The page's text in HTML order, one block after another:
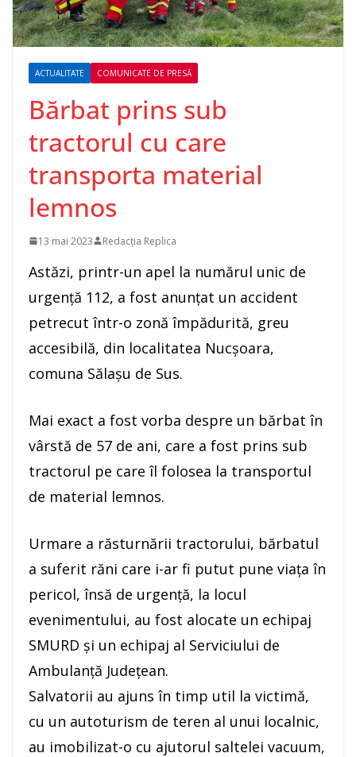
ACTUALITATE COMUNICATE DE PRESĂ
Bărbat prins sub
tractorul cu care
transporta material
lemnos
13 mai 2023 Redacția Replica
Astăzi, printr-un apel la numărul unic de
urgență 112, a fost anunțat un accident
petrecut într-o zonă împădurită, greu
accesibilă, din localitatea Nucșoara,
comuna Sălașu de Sus.
Mai exact a fost vorba despre un bărbat în
vârstă de 57 de ani, care a fost prins sub
tractorul pe care îl folosea la transportul
de material lemnos.
Urmare a răsturnării tractorului, bărbatul
a suferit răni care i-ar fi putut pune viața în
pericol, însă de urgență, la locul
evenimentului, au fost alocate un echipaj
SMURD și un echipaj al Serviciului de
Ambulanță Județean.
Salvatorii au ajuns în timp util la victimă,
cu un autoturism de teren al unui localnic,
au imobilizat-o cu ajutorul saltelei vacuum,